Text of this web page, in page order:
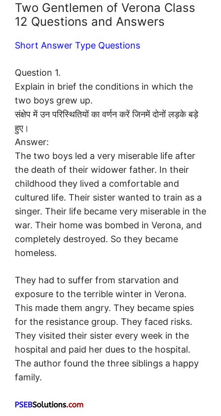
Two Gentlemen of Verona Class
12 Questions and Answers
Short Answer Type Questions
Question 1.
Explain in brief the conditions in which the
two boys grew up.
संक्षेप में उन परिस्थितियों का वर्णन करें जिनमें दोनों लड़के बड़े
हुए।
Answer:
The two boys led a very miserable life after
the death of their widower father. In their
childhood they lived a comfortable and
cultured life. Their sister wanted to train as a
singer. Their life became very miserable in the
war. Their home was bombed in Verona, and
completely destroyed. So they became
homeless.
They had to suffer from starvation and
exposure to the terrible winter in Verona.
This made them angry. They became spies
for the resistance group. They faced risks.
They visited their sister every week in the
hospital and paid her dues to the hospital.
The author found the three siblings a happy
family.